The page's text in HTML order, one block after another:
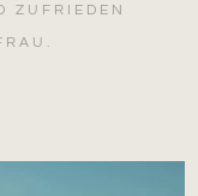
ZUFRIEDEN